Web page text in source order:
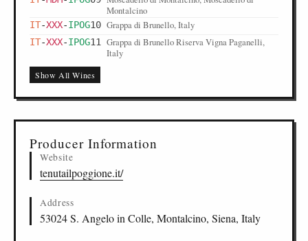
Montalcino
IT-XXX-IPOG10 Grappa di Brunello, Italy
IT-XXX-IPOG11
Grappa di Brunello Riserva Vigna Paganelli,
Italy
Show All Wines
Producer Information
Website
tenutailpoggione.it/
Address
53024 S. Angelo in Colle, Montalcino, Siena, Italy